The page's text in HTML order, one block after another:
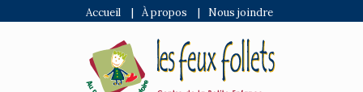
Accueil | À propos | Nous joindre